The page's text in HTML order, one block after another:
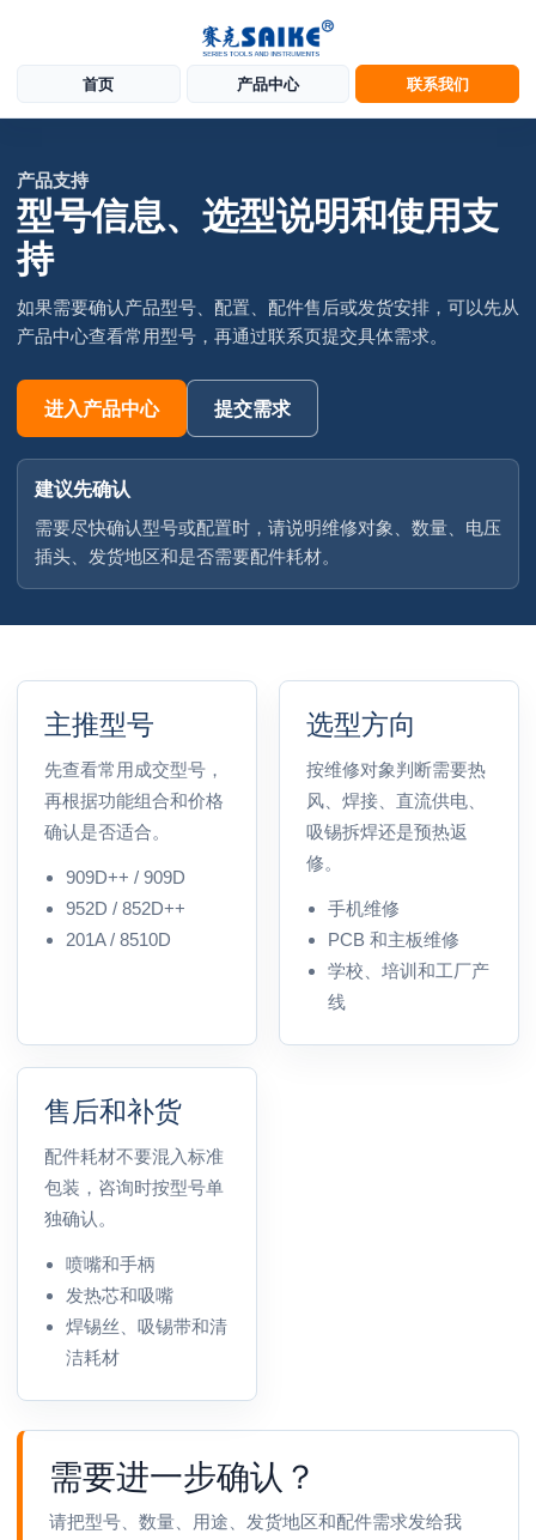
首页 产品中心 联系我们
产品支持
型号信息、选型说明和使用支
持
如果需要确认产品型号、配置、配件售后或发货安排，可以先从
产品中心查看常用型号，再通过联系页提交具体需求。
进入产品中心 提交需求
建议先确认
需要尽快确认型号或配置时，请说明维修对象、数量、电压
插头、发货地区和是否需要配件耗材。
主推型号
先查看常用成交型号，
再根据功能组合和价格
确认是否适合。
909D++ / 909D
952D / 852D++
201A / 8510D
选型方向
按维修对象判断需要热
风、焊接、直流供电、
吸锡拆焊还是预热返
修。
手机维修
PCB 和主板维修
学校、培训和工厂产
线
售后和补货
配件耗材不要混入标准
包装，咨询时按型号单
独确认。
喷嘴和手柄
发热芯和吸嘴
焊锡丝、吸锡带和清
洁耗材
需要进一步确认？
请把型号、数量、用途、发货地区和配件需求发给我